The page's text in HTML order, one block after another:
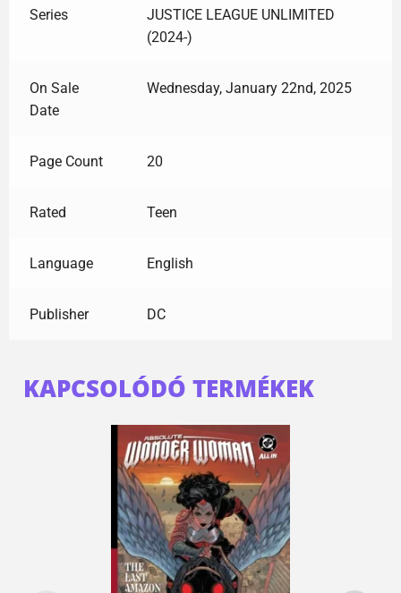
Series
JUSTICE LEAGUE UNLIMITED
(2024-)
On Sale
Date
Wednesday, January 22nd, 2025
Page Count 20
Rated Teen
Language English
Publisher DC
KAPCSOLÓDÓ TERMÉKEK